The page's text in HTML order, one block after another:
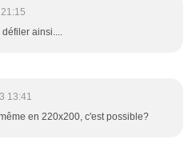
défiler ainsi....
13:41
en 220x200, c'est possible?